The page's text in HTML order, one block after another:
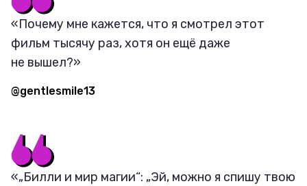
«Почему мне кажется, что я смотрел этот
фильм тысячу раз, хотя он ещё даже
не вышел?»
@gentlesmile13
«„Билли и мир магии“: „Эй, можно я спишу твою